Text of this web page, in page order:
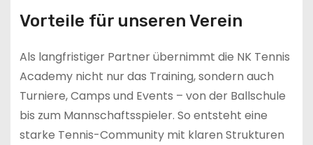
Vorteile für unseren Verein
Als langfristiger Partner übernimmt die NK Tennis
Academy nicht nur das Training, sondern auch
Turniere, Camps und Events – von der Ballschule
bis zum Mannschaftsspieler. So entsteht eine
starke Tennis-Community mit klaren Strukturen